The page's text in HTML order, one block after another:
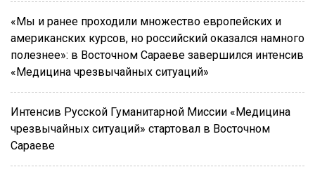
«Мы и ранее проходили множество европейских и
американских курсов, но российский оказался намного
полезнее»: в Восточном Сараеве завершился интенсив
«Медицина чрезвычайных ситуаций»
Интенсив Русской Гуманитарной Миссии «Медицина
чрезвычайных ситуаций» стартовал в Восточном
Сараеве